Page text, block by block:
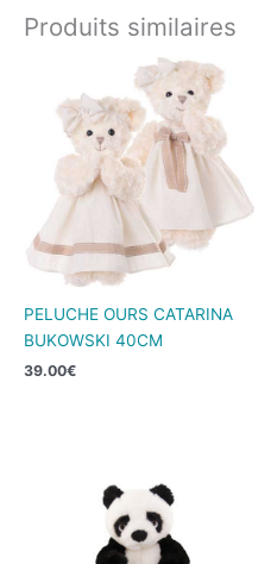
Produits similaires
PELUCHE OURS CATARINA
BUKOWSKI 40CM
39.00€